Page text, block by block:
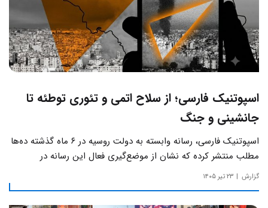
اسپوتنیک فارسی؛ از سلاح اتمی و تئوری توطئه تا
جانشینی و جنگ
اسپوتنیک فارسی، رسانه وابسته به دولت روسیه در ۶ ماه گذشته ده‌ها
مطلب منتشر کرده که نشان از موضع‌گیری فعال این رسانه‌ در
حساس‌ترین مسائل چالش‌های داخلی ایران دارد.
گزارش ۲۳ تیر ۱۴۰۵